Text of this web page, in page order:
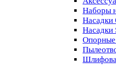
Наборы
Насадки
Насадки
Опорные